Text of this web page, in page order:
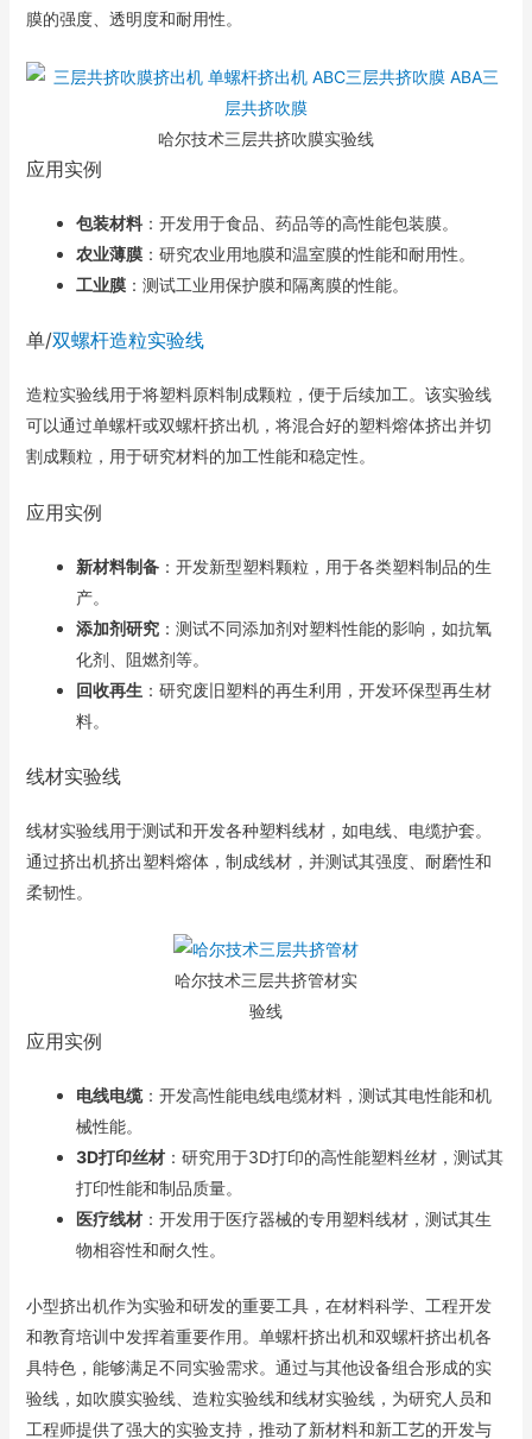
膜的强度、透明度和耐用性。
哈尔技术三层共挤吹膜实验线
应用实例
包装材料：开发用于食品、药品等的高性能包装膜。
农业薄膜：研究农业用地膜和温室膜的性能和耐用性。
工业膜：测试工业用保护膜和隔离膜的性能。
单/双螺杆造粒实验线
造粒实验线用于将塑料原料制成颗粒，便于后续加工。该实验线
可以通过单螺杆或双螺杆挤出机，将混合好的塑料熔体挤出并切
割成颗粒，用于研究材料的加工性能和稳定性。
应用实例
新材料制备：开发新型塑料颗粒，用于各类塑料制品的生
产。
添加剂研究：测试不同添加剂对塑料性能的影响，如抗氧
化剂、阻燃剂等。
回收再生 ：研究废旧塑料的再生利用，开发环保型再生材
料。
线材实验线
线材实验线用于测试和开发各种塑料线材，如电线、电缆护套。
通过挤出机挤出塑料熔体，制成线材，并测试其强度、耐磨性和
柔韧性。
哈尔技术三层共挤管材实
验线
应用实例
电线电缆：开发高性能电线电缆材料，测试其电性能和机
械性能。
3D打印丝材：研究用于3D打印的高性能塑料丝材，测试其
打印性能和制品质量。
医疗线材：开发用于医疗器械的专用塑料线材，测试其生
物相容性和耐久性。
小型挤出机作为实验和研发的重要工具，在材料科学、工程开发
和教育培训中发挥着重要作用。单螺杆挤出机和双螺杆挤出机各
具特色，能够满足不同实验需求。通过与其他设备组合形成的实
验线，如吹膜实验线、造粒实验线和线材实验线，为研究人员和
工程师提供了强大的实验支持，推动了新材料和新工艺的开发与